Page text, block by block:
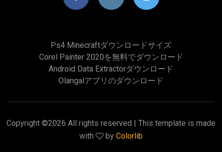
Ps4 Minecraftダウンロードサイズ
Corel Painter 2020を無料でダウンロード
Android Data Extractorダウンロード
Olangalアプリのダウンロード
Copyright ©2026 All rights reserved | This template is made
with
by Colorlib